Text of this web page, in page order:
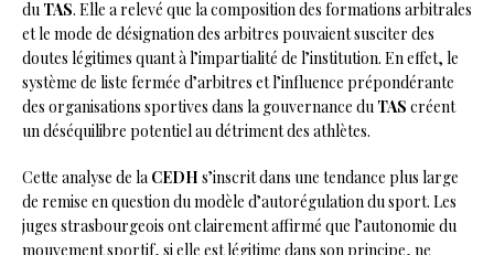
du TAS. Elle a relevé que la composition des formations arbitrales
et le mode de désignation des arbitres pouvaient susciter des
doutes légitimes quant à l’impartialité de l’institution. En effet, le
système de liste fermée d’arbitres et l’influence prépondérante
des organisations sportives dans la gouvernance du TAS créent
un déséquilibre potentiel au détriment des athlètes.
Cette analyse de la CEDH s’inscrit dans une tendance plus large
de remise en question du modèle d’autorégulation du sport. Les
juges strasbourgeois ont clairement affirmé que l’autonomie du
mouvement sportif, si elle est légitime dans son principe, ne